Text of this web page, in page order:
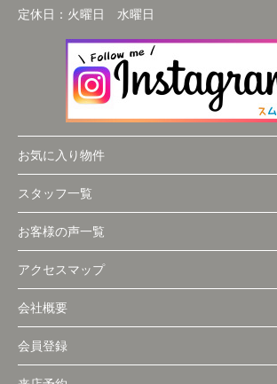
定休日： 火曜日 水曜日
お気に入り物件
スタッフ一覧
お客様の声一覧
アクセスマップ
会社概要
会員登録